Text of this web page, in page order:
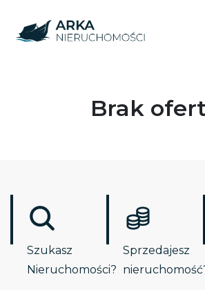
Brak
Szukasz
Nieruchomości?
Sprzedajesz